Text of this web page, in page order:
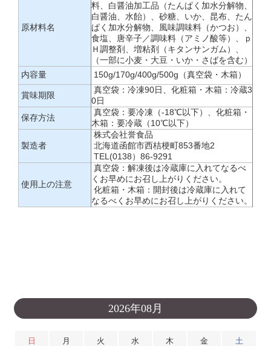
原材料名
料、白醤油加工品（たんぱく加水分解物、
白醤油、水飴）、砂糖、いか、昆布、たん
ぱく加水分解物、風味調味料（かつお）、
食塩、唐辛子／調味料（アミノ酸等）、ｐ
Ｈ調整剤、増粘剤（キタンサンガム）、
（一部に小麦・大豆・いか・さばを含む）
内容量
150g/170g/400g/500g（真空袋・木箱）
賞味期限
真空袋：冷凍90日、化粧箱・木箱：冷蔵3
0日
保存方法
真空袋：要冷凍（-18℃以下）、化粧箱・
木箱：要冷蔵（10℃以下）
製造者
株式会社誉食品
北海道函館市西桔梗町853番地2
TEL(0138）86-9291
使用上の注意
真空袋：解凍後は冷蔵庫に入れてなるべ
くお早めにお召し上がりください。
化粧箱・木箱：開封後は冷蔵庫に入れて
なるべくお早めにお召し上がりください。
2026年08月
日 月 火 水 木 金 土